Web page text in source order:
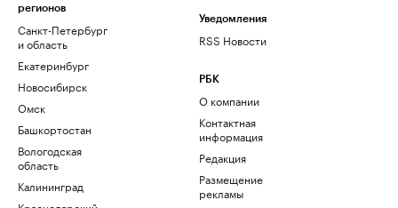
регионов
Санкт-Петербург
и область
Екатеринбург
Новосибирск
Омск
Башкортостан
Вологодская
область
Калининград
Уведомления
RSS Новости
РБК
О компании
Контактная
информация
Редакция
Размещение
рекламы